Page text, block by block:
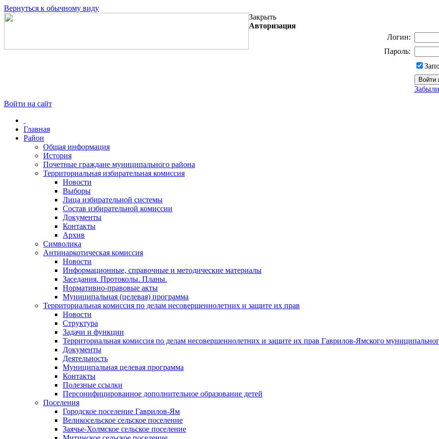
Вернуться к обычному виду
Закрыть
Авторизация
Логин:
Пароль:
Войти на сайт
Главная
Район
Общая информация
История
Почетные граждане муниципального района
Территориальная избирательная комиссия
Новости
Выборы
Лица избирательной системы
Состав избирательной комиссии
Документы
Контакты
Архив
Символика
Антинаркотическая комиссия
Новости
Информационные, справочные и методические материалы
Заседания. Протоколы. Планы.
Нормативно-правовые акты
Муниципальная (целевая) программа
Территориальная комиссия по делам несовершеннолетних и защите их прав
Новости
Структура
Задачи и функции
Территориальная комиссия по делам несовершеннолетних и защите их прав Гаврилов-Ямского
Документы
Деятельность
Муниципальная целевая программа
Контакты
Полезные ссылки
Персонифицированное дополнительное образование детей
Поселения
Городское поселение Гаврилов-Ям
Великосельское сельское поселение
Заячье-Холмское сельское поселение